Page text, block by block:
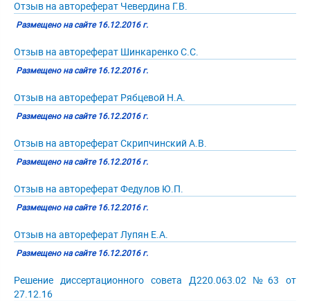
Отзыв на автореферат Чевердина Г.В.
Размещено на сайте 16.12.2016 г.
Отзыв на автореферат Шинкаренко С.С.
Размещено на сайте 16.12.2016 г.
Отзыв на автореферат Рябцевой Н.А.
Размещено на сайте 16.12.2016 г.
Отзыв на автореферат Скрипчинский А.В.
Размещено на сайте 16.12.2016 г.
Отзыв на автореферат Федулов Ю.П.
Размещено на сайте 16.12.2016 г.
Отзыв на автореферат Лупян Е.А.
Размещено на сайте 16.12.2016 г.
Решение диссертационного совета Д220.063.02 №63 от
27.12.16